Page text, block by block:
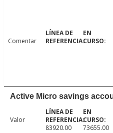
Comentar
Active Micro savings
Valor
83920.00
73655.00